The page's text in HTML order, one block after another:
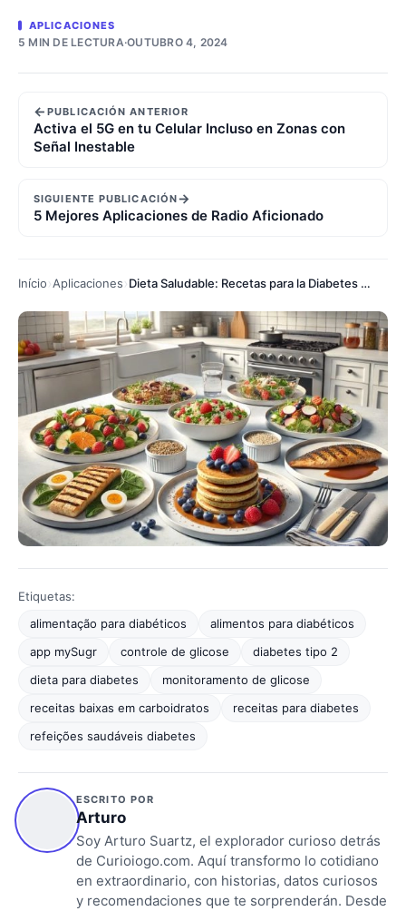
APLICACIONES
5 MIN DE LECTURA·OUTUBRO 4, 2024
←PUBLICACIÓN ANTERIOR
Activa el 5G en tu Celular Incluso en Zonas con
Señal Inestable
SIGUIENTE PUBLICACIÓN→
5 Mejores Aplicaciones de Radio Aficionado
Início Aplicaciones Dieta Saludable: Recetas para la Diabetes que Ayudan a Controlar la Glucosa
Etiquetas:
alimentação para diabéticos
alimentos para diabéticos
app mySugr
controle de glicose
diabetes tipo 2
dieta para diabetes
monitoramento de glicose
receitas baixas em carboidratos
receitas para diabetes
refeições saudáveis diabetes
ESCRITO POR
Arturo
Soy Arturo Suartz, el explorador curioso detrás
de Curioiogo.com. Aquí transformo lo cotidiano
en extraordinario, con historias, datos curiosos
y recomendaciones que te sorprenderán. Desde